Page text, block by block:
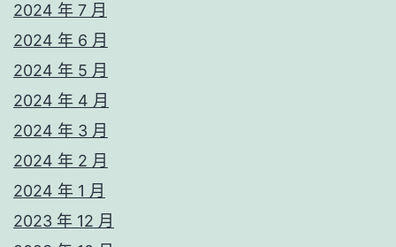
2024 年 7 月
2024 年 6 月
2024 年 5 月
2024 年 4 月
2024 年 3 月
2024 年 2 月
2024 年 1 月
2023 年 12 月